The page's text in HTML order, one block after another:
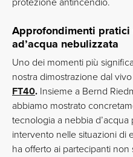
protezione antincendio.
Approfondimenti
ad’acqua nebulizzata
Uno dei momenti più
nostra dimostrazione dal
FT40. Insieme a Bernd
abbiamo mostrato
tecnologia a nebbia
intervento nelle situazioni di
ha offerto ai partecipanti